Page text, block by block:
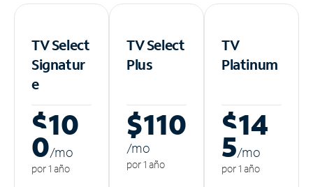
TV Select
Signatur
e
$10
0/mo
por 1 año
TV Select
Plus
$110
/mo
por 1 año
TV
Platinum
$14
5/mo
por 1 año